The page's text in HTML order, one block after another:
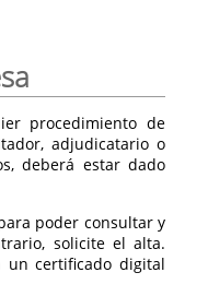
procedimiento de
adjudicatario o
deberá estar dado
poder consultar y
solicite el alta.
un certificado digital